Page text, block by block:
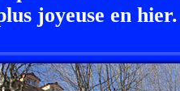
joyeuse en hier.